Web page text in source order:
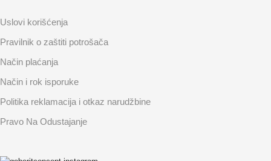
Uslovi korišćenja
Pravilnik o zaštiti potrošača
Način plaćanja
Način i rok isporuke
Politika reklamacija i otkaz narudžbine
Pravo Na Odustajanje